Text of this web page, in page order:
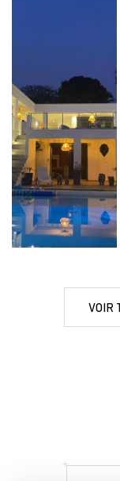
VOIR